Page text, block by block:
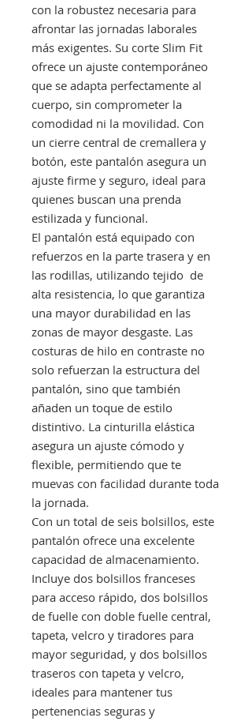
con la robustez necesaria para
afrontar las jornadas laborales
más exigentes. Su corte Slim Fit
ofrece un ajuste contemporáneo
que se adapta perfectamente al
cuerpo, sin comprometer la
comodidad ni la movilidad. Con
un cierre central de cremallera y
botón, este pantalón asegura un
ajuste firme y seguro, ideal para
quienes buscan una prenda
estilizada y funcional.
El pantalón está equipado con
refuerzos en la parte trasera y en
las rodillas, utilizando tejido de
alta resistencia, lo que garantiza
una mayor durabilidad en las
zonas de mayor desgaste. Las
costuras de hilo en contraste no
solo refuerzan la estructura del
pantalón, sino que también
añaden un toque de estilo
distintivo. La cinturilla elástica
asegura un ajuste cómodo y
flexible, permitiendo que te
muevas con facilidad durante toda
la jornada.
Con un total de seis bolsillos, este
pantalón ofrece una excelente
capacidad de almacenamiento.
Incluye dos bolsillos franceses
para acceso rápido, dos bolsillos
de fuelle con doble fuelle central,
tapeta, velcro y tiradores para
mayor seguridad, y dos bolsillos
traseros con tapeta y velcro,
ideales para mantener tus
pertenencias seguras y